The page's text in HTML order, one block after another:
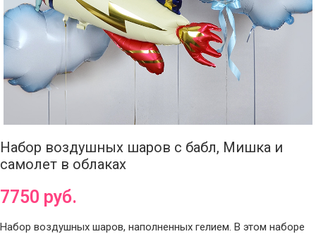
Набор воздушных шаров с бабл, Мишка и
самолет в облаках
7750 руб.
Набор воздушных шаров, наполненных гелием. В этом наборе